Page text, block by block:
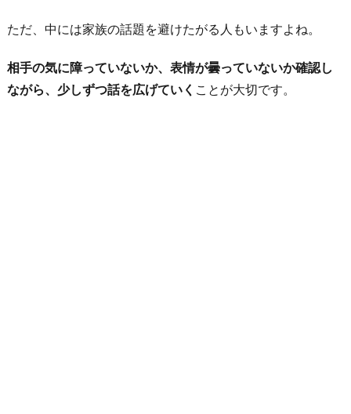
ただ、中には家族の話題を避けたがる人もいますよね。
相手の気に障っていないか、表情が曇っていないか確認し
ながら、少しずつ話を広げていく ことが大切です。